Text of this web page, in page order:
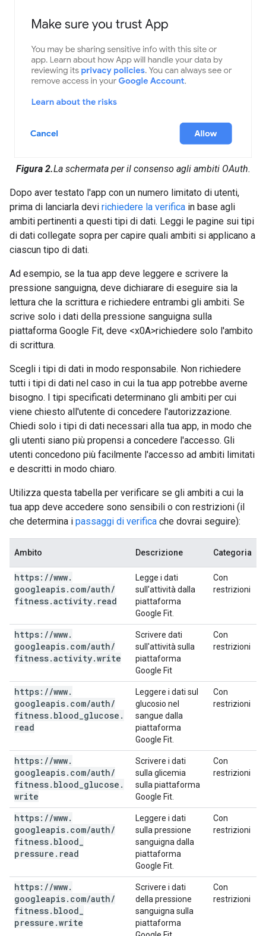
Figura 2.La schermata per il consenso agli ambiti OAuth.
Dopo aver testato l'app con un numero limitato di utenti,
prima di lanciarla devi richiedere la verifica in base agli
ambiti pertinenti a questi tipi di dati. Leggi le pagine sui tipi
di dati collegate sopra per capire quali ambiti si applicano a
ciascun tipo di dati.
Ad esempio, se la tua app deve leggere e scrivere la
pressione sanguigna, deve dichiarare di eseguire sia la
lettura che la scrittura e richiedere entrambi gli ambiti. Se
scrive solo i dati della pressione sanguigna sulla
piattaforma Google Fit, deve <x0A>richiedere solo l'ambito
di scrittura.
Scegli i tipi di dati in modo responsabile. Non richiedere
tutti i tipi di dati nel caso in cui la tua app potrebbe averne
bisogno. I tipi specificati determinano gli ambiti per cui
viene chiesto all'utente di concedere l'autorizzazione.
Chiedi solo i tipi di dati necessari alla tua app, in modo che
gli utenti siano più propensi a concedere l'accesso. Gli
utenti concedono più facilmente l'accesso ad ambiti limitati
e descritti in modo chiaro.
Utilizza questa tabella per verificare se gli ambiti a cui la
tua app deve accedere sono sensibili o con restrizioni (il
che determina i passaggi di verifica che dovrai seguire):
Ambito Descrizione Categoria
https: //www.
googleapis. com/auth/
fitness.activity. read
Legge i dati
sull'attività dalla
piattaforma
Google Fit.
Con
restrizioni
https: //www.
googleapis. com/auth/
fitness.activity.write
Scrivere dati
sull'attività sulla
piattaforma
Google Fit
Con
restrizioni
https: //www.
googleapis. com/auth/
fitness. blood glucose .
read
Leggere i dati sul
glucosio nel
sangue dalla
piattaforma
Google Fit.
Con
restrizioni
https: //www.
googleapis. com/auth/
fitness. blood glucose .
write
Scrivere i dati
sulla glicemia
sulla piattaforma
Google Fit.
Con
restrizioni
https: //www.
googleapis. com/auth/
fitness. blood
pressure . read
Leggere i dati
sulla pressione
sanguigna dalla
piattaforma
Google Fit.
Con
restrizioni
https: //www.
googleapis. com/auth/
fitness. blood
pressure .write
Scrivere i dati
della pressione
sanguigna sulla
piattaforma
Con
restrizioni